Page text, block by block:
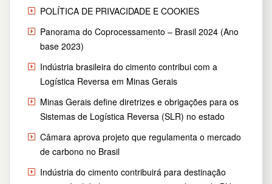
POLÍTICA DE PRIVACIDADE E COOKIES
Panorama do Coprocessamento – Brasil 2024 (Ano
base 2023)
Indústria brasileira do cimento contribui com a
Logística Reversa em Minas Gerais
Minas Gerais define diretrizes e obrigações para os
Sistemas de Logística Reversa (SLR) no estado
Câmara aprova projeto que regulamenta o mercado
de carbono no Brasil
Indústria do cimento contribuirá para destinação